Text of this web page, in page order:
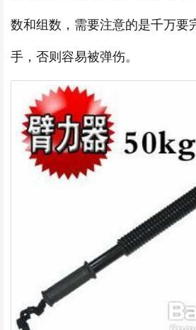
数和组数，需要注意的是千万要
手，否则容易被弹伤。